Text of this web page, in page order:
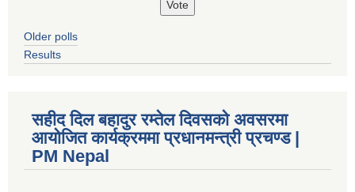
Older polls
Results
सहीद दिल बहादुर रम्तेल दिवसको अवसरमा
आयोजित कार्यक्रममा प्रधानमन्त्री प्रचण्ड |
PM Nepal